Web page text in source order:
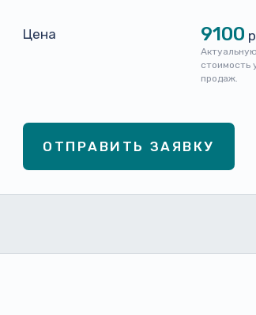
Цена 9100
стоимость
продаж.
ОТПРАВИТЬ ЗАЯВКУ